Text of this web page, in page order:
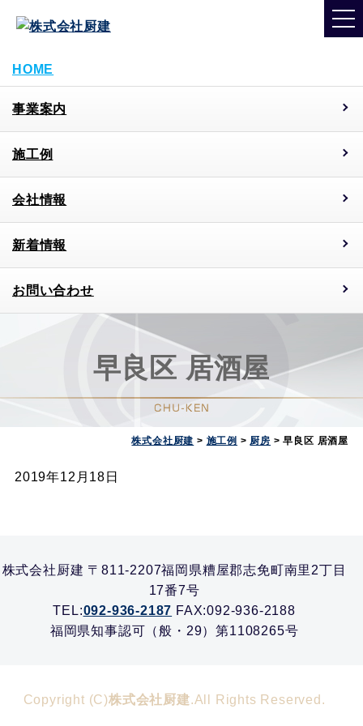
HOME
事業案内
施工例
会社情報
新着情報
お問い合わせ
早良区 居酒屋
株式会社厨建 > 施工例 > 厨房 >早良区 居酒屋
2019年12月18日
株式会社厨建 〒811-2207福岡県糟屋郡志免町南里2丁目
17番7号
TEL:092-936-2187 FAX:092-936-2188
福岡県知事認可（般・29）第1108265号
Copyright (C)株式会社厨建.All Rights Reserved.